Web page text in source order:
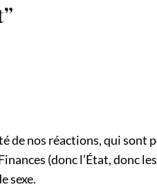
nos réactions, qui sont
(donc l’État, donc
sexe.